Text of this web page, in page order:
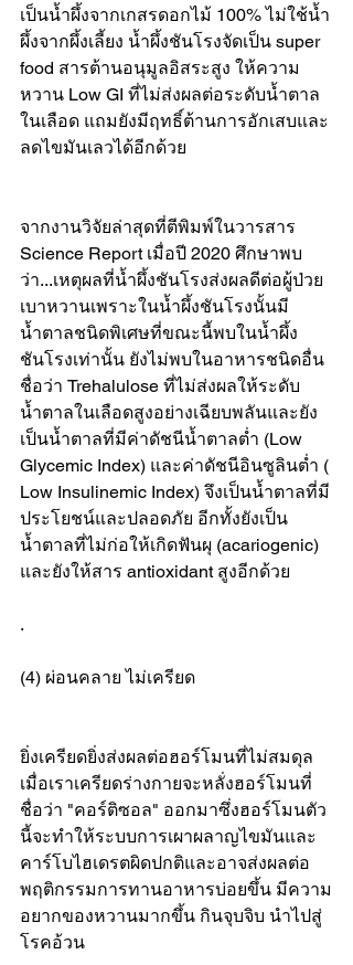
เป็นน้ำผึ้งจากเกสรดอกไม้ 100% ไม่ใช้น้ำ
ผึ้งจากผึ้งเลี้ยง น้ำผึ้งชันโรงจัดเป็น super
food สารต้านอนุมูลอิสระสูง ให้ความ
หวาน Low GI ที่ไม่ส่งผลต่อระดับน้ำตาล
ในเลือด แถมยังมีฤทธิ์ต้านการอักเสบและ
ลดไขมันเลวได้อีกด้วย
จากงานวิจัยล่าสุดที่ตีพิมพ์ในวารสาร
Science Report เมื่อปี 2020 ศึกษาพบ
ว่า...เหตุผลที่น้ำผึ้งชันโรงส่งผลดีต่อผู้ป่วย
เบาหวานเพราะในน้ำผึ้งชันโรงนั้นมี
น้ำตาลชนิดพิเศษที่ขณะนี้พบในน้ำผึ้ง
ชันโรงเท่านั้น ยังไม่พบในอาหารชนิดอื่น
ชื่อว่า Trehalulose ที่ไม่ส่งผลให้ระดับ
น้ำตาลในเลือดสูงอย่างเฉียบพลันและยัง
เป็นน้ำตาลที่มีค่าดัชนีน้ำตาลต่ำ (Low
Glycemic Index) และค่าดัชนีอินซูลินต่ำ (
Low Insulinemic Index) จึงเป็นน้ำตาลที่มี
ประโยชน์และปลอดภัย อีกทั้งยังเป็น
น้ำตาลที่ไม่ก่อให้เกิดฟันผุ (acariogenic)
และยังให้สาร antioxidant สูงอีกด้วย
.
(4) ผ่อนคลาย ไม่เครียด
ยิ่งเครียดยิ่งส่งผลต่อฮอร์โมนที่ไม่สมดุล
เมื่อเราเครียดร่างกายจะหลั่งฮอร์โมนที่
ชื่อว่า "คอร์ติซอล" ออกมาซึ่งฮอร์โมนตัว
นี้จะทำให้ระบบการเผาผลาญไขมันและ
คาร์โบไฮเดรตผิดปกติและอาจส่งผลต่อ
พฤติกรรมการทานอาหารบ่อยขึ้น มีความ
อยากของหวานมากขึ้น กินจุบจิบ นำไปสู่
โรคอ้วน